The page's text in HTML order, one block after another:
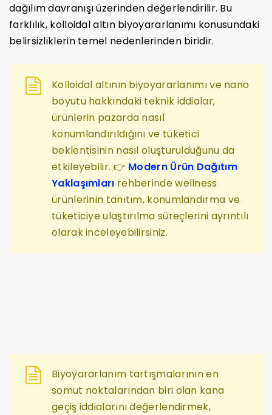
dağılım davranışı üzerinden değerlendirilir. Bu
farklılık, kolloidal altın biyoyararlanımı konusundaki
belirsizliklerin temel nedenlerinden biridir.
Kolloidal altının biyoyararlanımı ve nano
boyutu hakkındaki teknik iddialar,
ürünlerin pazarda nasıl
konumlandırıldığını ve tüketici
beklentisinin nasıl oluşturulduğunu da
etkileyebilir. 👉 Modern Ürün Dağıtım
Yaklaşımları rehberinde wellness
ürünlerinin tanıtım, konumlandırma ve
tüketiciye ulaştırılma süreçlerini ayrıntılı
olarak inceleyebilirsiniz.
Biyoyararlanım tartışmalarının en
somut noktalarından biri olan kana
geçiş iddialarını değerlendirmek,